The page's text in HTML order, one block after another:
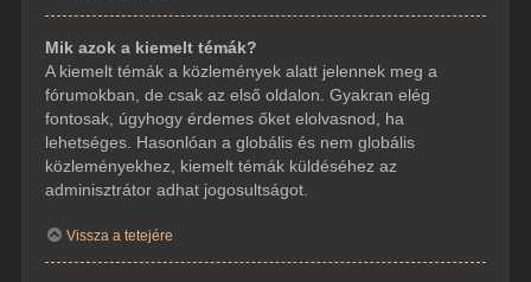
Mik azok a kiemelt témák?
A kiemelt témák a közlemények alatt jelennek meg a
fórumokban, de csak az első oldalon. Gyakran elég
fontosak, úgyhogy érdemes őket elolvasnod, ha
lehetséges. Hasonlóan a globális és nem globális
közleményekhez, kiemelt témák küldéséhez az
adminisztrátor adhat jogosultságot.
Vissza a tetejére